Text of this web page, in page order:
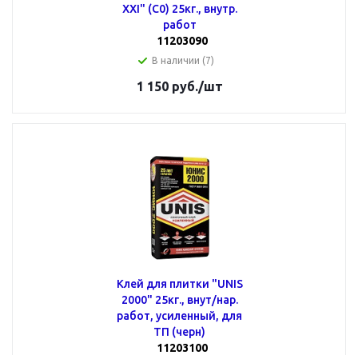
XXI" (С0) 25кг., внутр.
работ
11203090
В наличии (7)
1 150руб./шт
Клей для плитки "UNIS
2000" 25кг., внут/нар.
работ, усиленный, для
ТП (черн)
11203100